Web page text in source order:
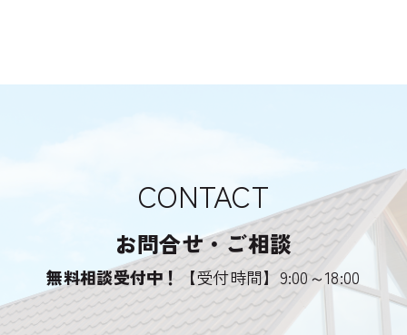
CONTACT
お問合せ・ご相談
無料相談受付中！ 【受付時間】9:00～18:00